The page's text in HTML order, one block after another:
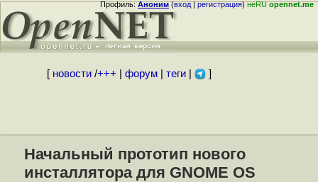
Профиль:Аноним(вход|регистрация)неRUopennet.me
[ новости/+++ форум| теги| ]
Начальный прототип нового
инсталлятора для GNOME OS